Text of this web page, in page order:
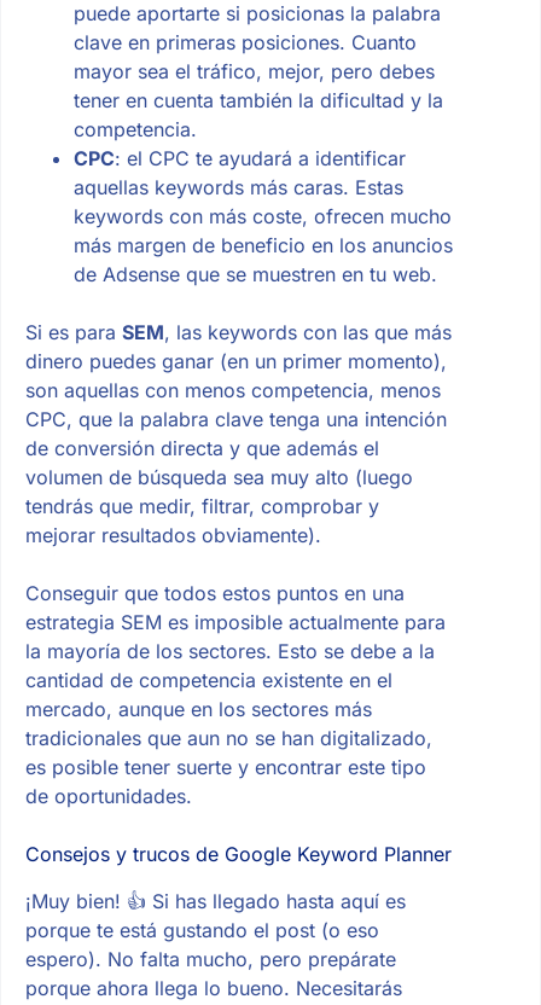
puede aportarte si posicionas la palabra
clave en primeras posiciones. Cuanto
mayor sea el tráfico, mejor, pero debes
tener en cuenta también la dificultad y la
competencia.
CPC: el CPC te ayudará a identificar
aquellas keywords más caras. Estas
keywords con más coste, ofrecen mucho
más margen de beneficio en los anuncios
de Adsense que se muestren en tu web.
Si es para SEM, las keywords con las que más
dinero puedes ganar (en un primer momento),
son aquellas con menos competencia, menos
CPC, que la palabra clave tenga una intención
de conversión directa y que además el
volumen de búsqueda sea muy alto (luego
tendrás que medir, filtrar, comprobar y
mejorar resultados obviamente).
Conseguir que todos estos puntos en una
estrategia SEM es imposible actualmente para
la mayoría de los sectores. Esto se debe a la
cantidad de competencia existente en el
mercado, aunque en los sectores más
tradicionales que aun no se han digitalizado,
es posible tener suerte y encontrar este tipo
de oportunidades.
Consejos y trucos de Google Keyword Planner
¡Muy bien! 👍 Si has llegado hasta aquí es
porque te está gustando el post (o eso
espero). No falta mucho, pero prepárate
porque ahora llega lo bueno. Necesitarás